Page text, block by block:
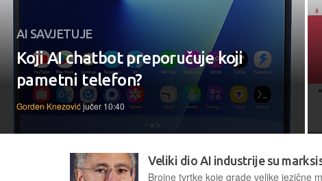
AI SAVJETUJE
Koji AI chatbot preporučuje koji
pametni telefon?
Gorden Knezovićjučer 10:40
Veliki dio AI industrije su